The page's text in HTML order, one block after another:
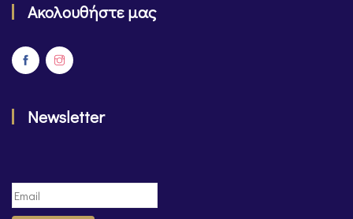
Ακολουθήστε μας
Newsletter